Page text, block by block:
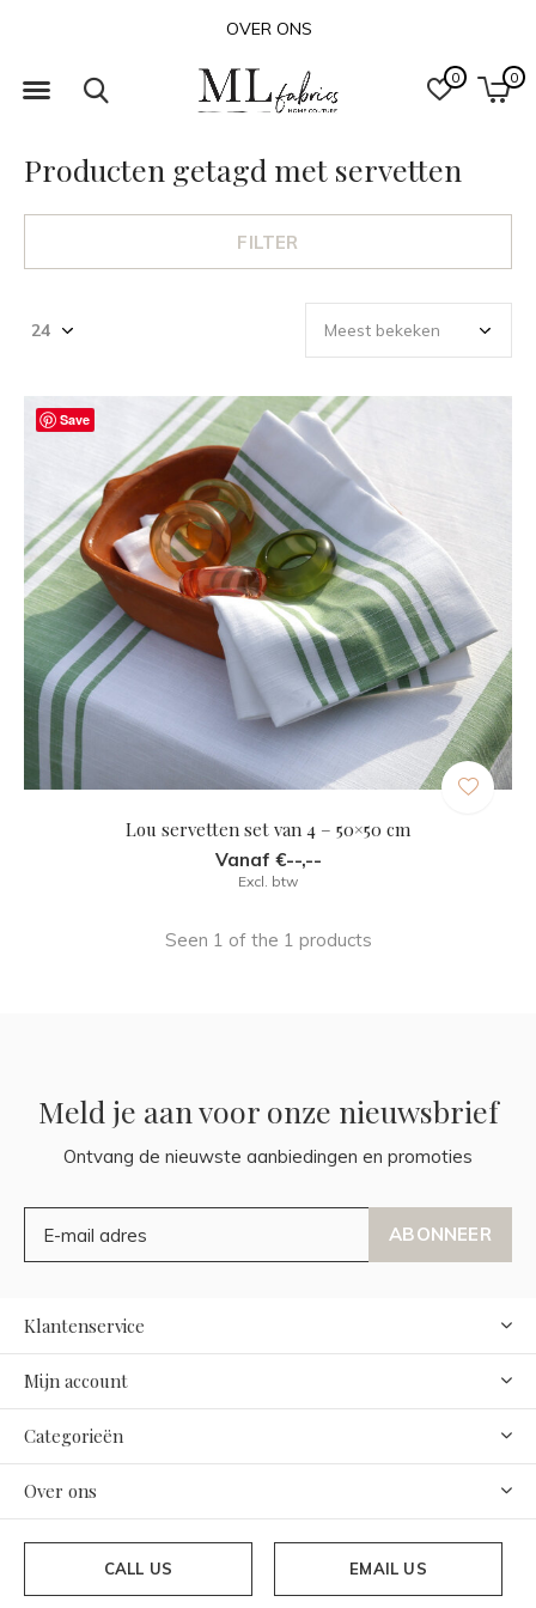
0 0
OVER ONS
Producten getagd met servetten
FILTER
Lou servetten set van 4 – 50×50 cm
Vanaf €--,--
Excl. btw
Seen 1 of the 1 products
Meld je aan voor onze nieuwsbrief
Ontvang de nieuwste aanbiedingen en promoties
ABONNEER
Klantenservice
Mijn account
Categorieën
Over ons
CALL US EMAIL US
Save